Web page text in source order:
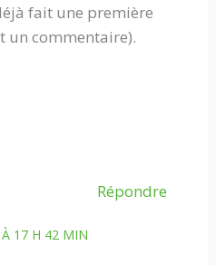
fait une première
un commentaire).
Répondre
17 H 42 MIN